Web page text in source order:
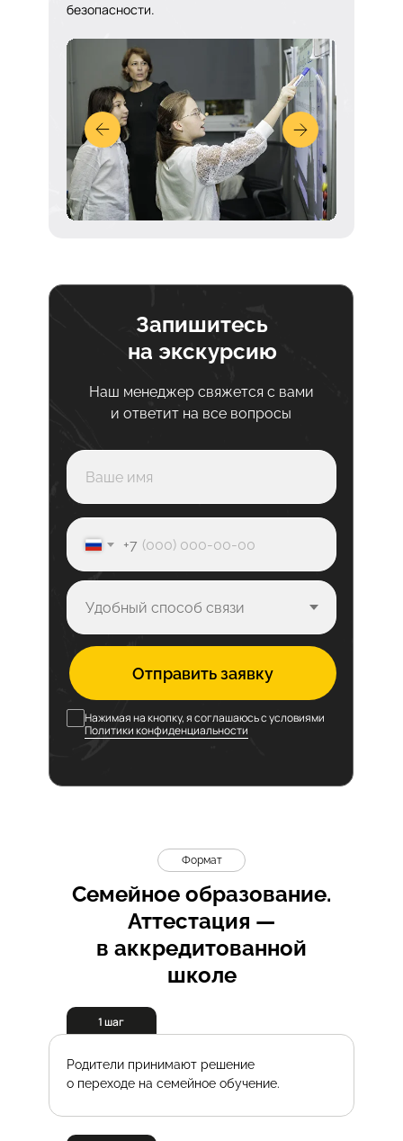
безопасности.
Запишитесь
на экскурсию
Наш менеджер свяжется с вами
и ответит на все вопросы
+7
Отправить заявку
Нажимая на кнопку, я соглашаюсь с условиями
Политики конфиденциальности
Семейное образование.
Аттестация —
в аккредитованной
школе
Формат
1 шаг
Родители принимают решение
о переходе на семейное обучение.